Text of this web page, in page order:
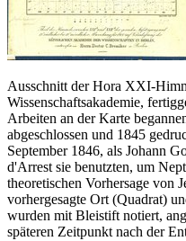
Ausschnitt der Hora XXI-
Wissenschaftsakademie,
Arbeiten an der Karte
abgeschlossen und 1845
September 1846, als Johann
d'Arrest sie benutzten, um
theoretischen Vorhersage von
vorhergesagte Ort (Quadrat)
wurden mit Bleistift notiert,
späteren Zeitpunkt nach der